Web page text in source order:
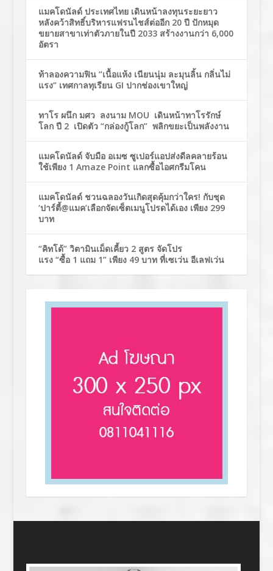
แมคโดนัลด์ ประเทศไทย เดินหน้าลงทุนระยะยาว
หลังคว้าสิทธิ์บริหารแฟรนไชส์ต่ออีก 20 ปี ปักหมุด
ขยายสาขาเท่าตัวภายในปี 2033 สร้างงานกว่า 6,000
อัตรา
ท้าลองความฟิน “เนื้อแห้ง เนียนนุ่ม ละมุนลิ้น กลิ่นไม่
แรง” เทศกาลทุเรียน GI ปากช่องเขาใหญ่
ทาโร ผนึก มศว ลงนาม MOU เดินหน้าทาโรรักษ์
โลก ปี 2 เปิดตัว “กล่องกู้โลก” พลิกขยะเป็นพลังงาน
แมคโดนัลด์ จับมือ อเมซ ซูเปอร์แอปส่งดีลคลายร้อน
ใช้เพียง 1 Amaze Point แลกซื้อไอศกรีมโคน
แมคโดนัลด์ ชวนฉลองวันเกิดสุดคุ้มกว่าใคร! กับชุด
‘ปาร์ตี้@แมค’เลือกจัดเซ็ตเมนูโปรดได้เอง เพียง 299
บาท
“คิทโด้” วิตามินเม็ดเคี้ยว 2 สูตร จัดโปร
แรง “ซื้อ 1 แถม 1” เพียง 49 บาท ที่เซเว่น อีเลฟเว่น